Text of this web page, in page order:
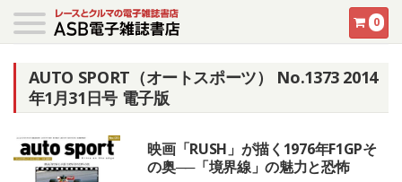
0
AUTO SPORT（オートスポーツ） No.1373 2014
年1月31日号 電子版
映画「RUSH」が描く1976年F1GPそ
の奥──「境界線」の魅力と恐怖